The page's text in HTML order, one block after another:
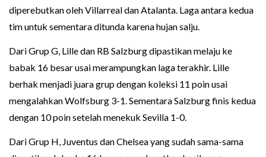
diperebutkan oleh Villarreal dan Atalanta. Laga antara kedua
tim untuk sementara ditunda karena hujan salju.
Dari Grup G, Lille dan RB Salzburg dipastikan melaju ke
babak 16 besar usai merampungkan laga terakhir. Lille
berhak menjadi juara grup dengan koleksi 11 poin usai
mengalahkan Wolfsburg 3-1. Sementara Salzburg finis kedua
dengan 10 poin setelah menekuk Sevilla 1-0.
Dari Grup H, Juventus dan Chelsea yang sudah sama-sama